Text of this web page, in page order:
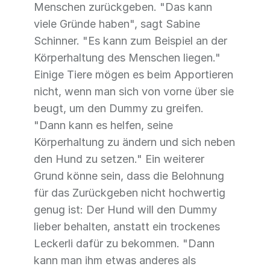
Menschen zurückgeben. "Das kann
viele Gründe haben", sagt Sabine
Schinner. "Es kann zum Beispiel an der
Körperhaltung des Menschen liegen."
Einige Tiere mögen es beim Apportieren
nicht, wenn man sich von vorne über sie
beugt, um den Dummy zu greifen.
"Dann kann es helfen, seine
Körperhaltung zu ändern und sich neben
den Hund zu setzen." Ein weiterer
Grund könne sein, dass die Belohnung
für das Zurückgeben nicht hochwertig
genug ist: Der Hund will den Dummy
lieber behalten, anstatt ein trockenes
Leckerli dafür zu bekommen. "Dann
kann man ihm etwas anderes als